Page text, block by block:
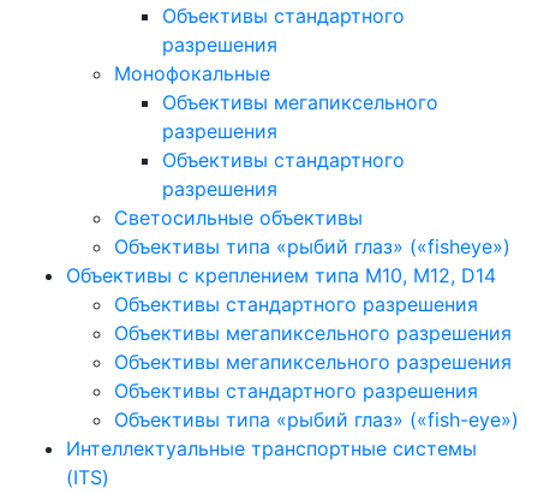
Объективы стандартного
разрешения
Монофокальные
Объективы мегапиксельного
разрешения
Объективы стандартного
разрешения
Светосильные объективы
Объективы типа «рыбий глаз» («fisheye»)
Объективы с креплением типа M10, M12, D14
Объективы стандартного разрешения
Объективы мегапиксельного разрешения
Объективы мегапиксельного разрешения
Объективы стандартного разрешения
Объективы типа «рыбий глаз» («fish-eye»)
Интеллектуальные транспортные системы
(ITS)